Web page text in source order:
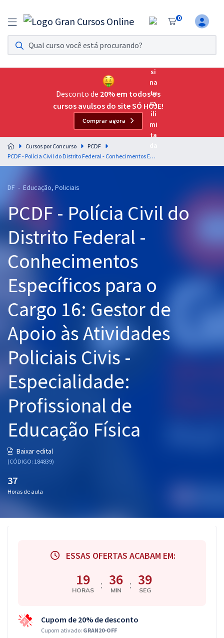
0
Assinatura Ilimitada 11
Acesso a todos os cursos. Teste grátis por 7 dias!
Assinatura OAB Até Passar
Acesso ilimitado a toda preparação para o Exame da
Residências Multiprofissionais
Preparação completa e intensiva para as principais
residências em saúde do Brasil
Cursos 20% OFF
Pós
Graduação
OAB
Questões grátis
Aprovados
Desconto de 20% em todos os
cursos avulsos do site SÓ HOJE!
Comprar agora
Cursos por Concurso
PCDF
PCDF - Polícia Civil do Distrito Federal - Conhecimentos Específicos para o Cargo 16: Gestor de Apoio às Atividades Policiais Civis - Especialidade: Profissional de Educação Física
DF - Educação, Policiais
PCDF - Polícia Civil do
Distrito Federal -
Conhecimentos
Específicos para o
Cargo 16: Gestor de
Apoio às Atividades
Policiais Civis -
Especialidade:
Profissional de
Educação Física
Baixar edital
(CÓDIGO: 184839)
37
Horas de aula
ESSAS OFERTAS ACABAM EM:
19
HORAS : 36
MIN : 38
SEG
Cupom de 20% de desconto
Cupom ativado: GRAN20-OFF